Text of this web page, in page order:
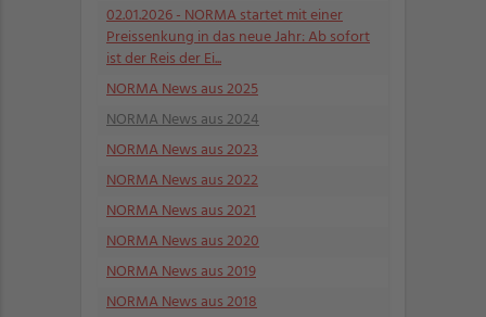
02.01.2026- NORMA startet mit einer
Preissenkung in das neue Jahr: Ab sofort
ist der Reis der Ei...
NORMA News aus 2025
NORMA News aus 2024
NORMA News aus 2023
NORMA News aus 2022
NORMA News aus 2021
NORMA News aus 2020
NORMA News aus 2019
NORMA News aus 2018